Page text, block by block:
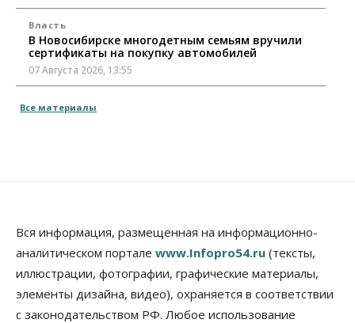
Власть
В Новосибирске многодетным семьям вручили
сертификаты на покупку автомобилей
07 Августа 2026, 13:55
Треть автовладельцев в Новосибирской области
07 Августа 2026, 12:35
Общество
Синоптики рассказали о погоде в Новосибирске
на выходных
07 Августа 2026, 12:00
Все материалы
Вся информация, размещенная на информационно-
аналитическом портале www.Infopro54.ru (тексты,
иллюстрации, фотографии, графические материалы,
элементы дизайна, видео), охраняется в соответствии
с законодательством РФ. Любое использование